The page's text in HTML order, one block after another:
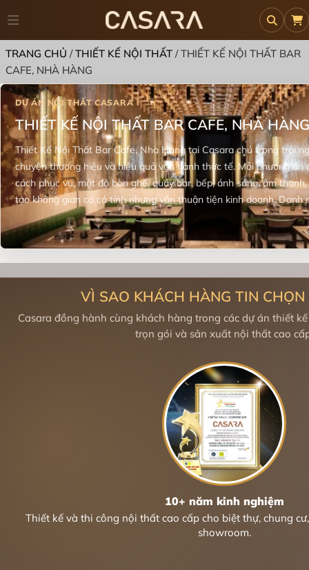
TRANG CHỦ /THIẾT KẾ NỘI THẤT/THIẾT KẾ NỘI THẤT BAR
CAFE, NHÀ HÀNG
THIẾT KẾ NỘI THẤT BAR CAFE, NHÀ
Thiết Kế Nội Thất Bar Cafe, Nhà Hàng tại Casara chú trọng trải
chuyện thương hiệu và hiệu quả vận hành thực tế. Mỗi phương án
cách phục vụ, mật độ bàn ghế, quầy bar, bếp, ánh sáng, âm
tạo không gian có cá tính nhưng vẫn thuận tiện kinh doanh. Danh
tư đang tìm ý tưởng thiết kế quán cafe, nhà hàng, lounge hoặc
bền vững. Người đọc có thể tham khảo cách Casara xử lý nhịp
chất liệu chịu sử dụng cao và sự liên kết giữa khu phục vụ với khu
giúp mô hình F&B giữ được bản sắc riêng, đồng thời hạn chế lãng
tạo về sau.
VÌ SAO KHÁCH HÀNG TIN CHỌN
Casara đồng hành cùng khách hàng trong các dự án thiết
trọn gói và sản xuất nội thất cao
10+ năm kinh nghiệm
Thiết kế và thi công nội thất cao cấp cho biệt thự, chung
showroom.